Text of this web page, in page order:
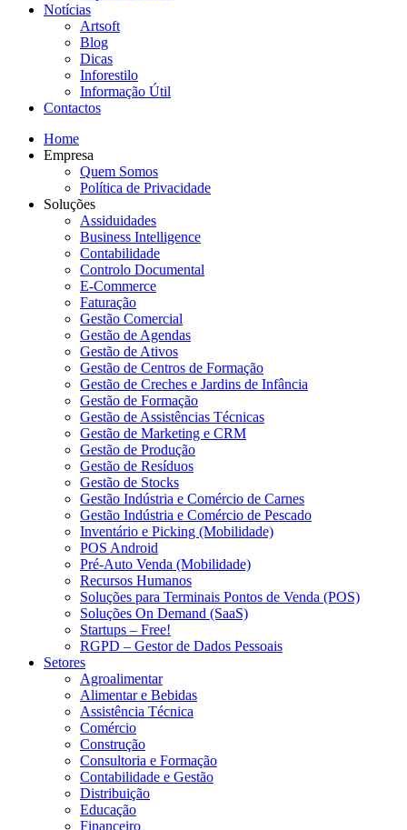
Notícias
Artsoft
Blog
Dicas
Inforestilo
Informação Útil
Contactos
Home
Empresa
Quem Somos
Política de Privacidade
Soluções
Assiduidades
Business Intelligence
Contabilidade
Controlo Documental
E-Commerce
Faturação
Gestão Comercial
Gestão de Agendas
Gestão de Ativos
Gestão de Centros de Formação
Gestão de Creches e Jardins de Infância
Gestão de Formação
Gestão de Assistências Técnicas
Gestão de Marketing e CRM
Gestão de Produção
Gestão de Resíduos
Gestão de Stocks
Gestão Indústria e Comércio de Carnes
Gestão Indústria e Comércio de Pescado
Inventário e Picking (Mobilidade)
POS Android
Pré-Auto Venda (Mobilidade)
Recursos Humanos
Soluções para Terminais Pontos de Venda (POS)
Soluções On Demand (SaaS)
Startups – Free!
RGPD – Gestor de Dados Pessoais
Setores
Agroalimentar
Alimentar e Bebidas
Assistência Técnica
Comércio
Construção
Consultoria e Formação
Contabilidade e Gestão
Distribuição
Educação
Financeiro